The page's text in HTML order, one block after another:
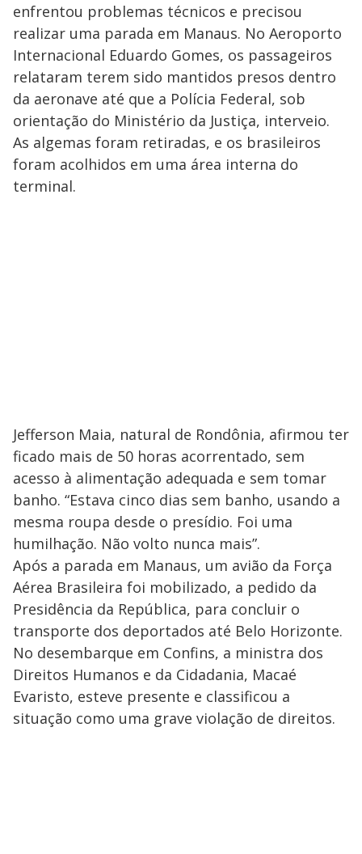
enfrentou problemas técnicos e precisou
realizar uma parada em Manaus. No Aeroporto
Internacional Eduardo Gomes, os passageiros
relataram terem sido mantidos presos dentro
da aeronave até que a Polícia Federal, sob
orientação do Ministério da Justiça, interveio.
As algemas foram retiradas, e os brasileiros
foram acolhidos em uma área interna do
terminal.
Jefferson Maia, natural de Rondônia, afirmou ter
ficado mais de 50 horas acorrentado, sem
acesso à alimentação adequada e sem tomar
banho. “Estava cinco dias sem banho, usando a
mesma roupa desde o presídio. Foi uma
humilhação. Não volto nunca mais”.
Após a parada em Manaus, um avião da Força
Aérea Brasileira foi mobilizado, a pedido da
Presidência da República, para concluir o
transporte dos deportados até Belo Horizonte.
No desembarque em Confins, a ministra dos
Direitos Humanos e da Cidadania, Macaé
Evaristo, esteve presente e classificou a
situação como uma grave violação de direitos.